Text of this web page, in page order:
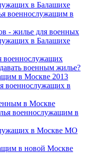
в Балашихе
военнослужащим в
- жилье для военных
в Балашихе
военнослужащих
военным жилье?
в Москве 2013
военнослужащих в
в Москве
военнослужащим в
в Москве МО
в новой Москве